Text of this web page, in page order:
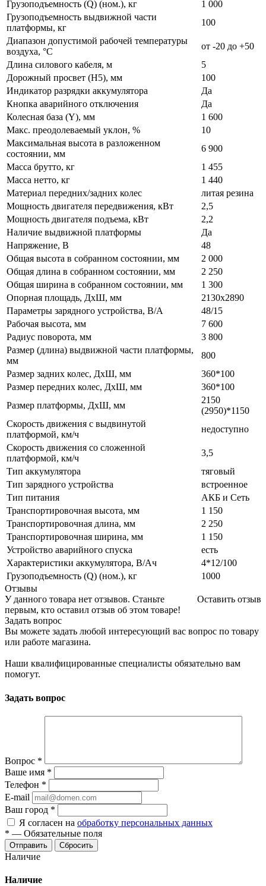
Грузоподъемность (Q) (ном.), кг
1 000
Грузоподъемность выдвижной части
платформы, кг
100
Диапазон допустимой рабочей температуры
воздуха, °С
от -20 до +50
Длина силового кабеля, м
5
Дорожный просвет (H5), мм
100
Индикатор разрядки аккумулятора
Да
Кнопка аварийного отключения
Да
Колесная база (Y), мм
1 600
Макс. преодолеваемый уклон, %
10
Максимальная высота в разложенном
состоянии, мм
6 900
Масса брутто, кг
1 455
Масса нетто, кг
1 440
Материал передних/задних колес
литая резина
Мощность двигателя передвижения, кВт
2,5
Мощность двигателя подъема, кВт
2,2
Наличие выдвижной платформы
Да
Напряжение, В
48
Общая высота в собранном состоянии, мм
2 000
Общая длина в собранном состоянии, мм
2 250
Общая ширина в собранном состоянии, мм
1 300
Опорная площадь, ДхШ, мм
2130х2890
Параметры зарядного устройства, В/А
48/15
Рабочая высота, мм
7 600
Радиус поворота, мм
3 800
Размер (длина) выдвижной части платформы,
мм
800
Размер задних колес, ДхШ, мм
360*100
Размер передних колес, ДхШ, мм
360*100
Размер платформы, ДхШ, мм
2150
(2950)*1150
Скорость движения с выдвинутой
платформой, км/ч
недоступно
Скорость движения со сложенной
платформой, км/ч
3,5
Тип аккумулятора
тяговый
Тип зарядного устройства
встроенное
Тип питания
АКБ и Сеть
Транспортировочная высота, мм
1 150
Транспортировочная длина, мм
2 250
Транспортировочная ширина, мм
1 150
Устройство аварийного спуска
есть
Характеристики аккумулятора, В/Ач
4*12/100
Грузоподъемность (Q) (ном.), кг
1000
Отзывы
Оставить отзыв
У данного товара нет отзывов. Станьте
первым, кто оставил отзыв об этом товаре!
Задать вопрос
Вы можете задать любой интересующий вас вопрос по товару
или работе магазина.
Наши квалифицированные специалисты обязательно вам
помогут.
Задать вопрос
Вопрос *
Ваше имя *
Телефон *
E-mail
Ваш город *
Я согласен на обработку персональных данных
* — Обязательные поля
Сбросить
Наличие
Наличие